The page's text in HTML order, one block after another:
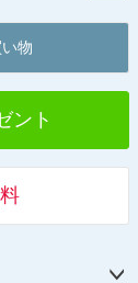
へ
物
ント